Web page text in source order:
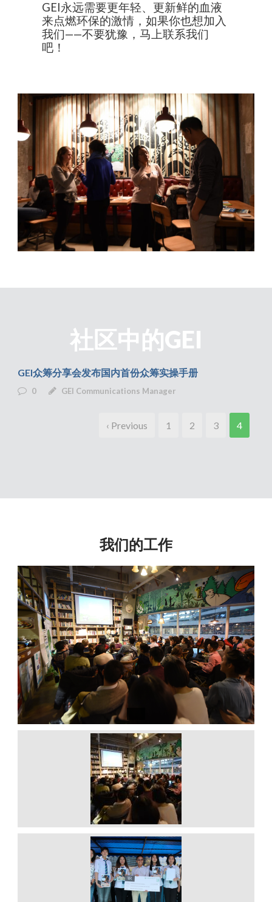
GEI永远需要更年轻、更新鲜的血液
来点燃环保的激情，如果你也想加入
我们——不要犹豫，马上联系我们
吧！
社区中的GEI
GEI众筹分享会发布国内首份众筹实操手册
0 GEI Communications Manager
‹ Previous 1 2 3 4
我们的工作